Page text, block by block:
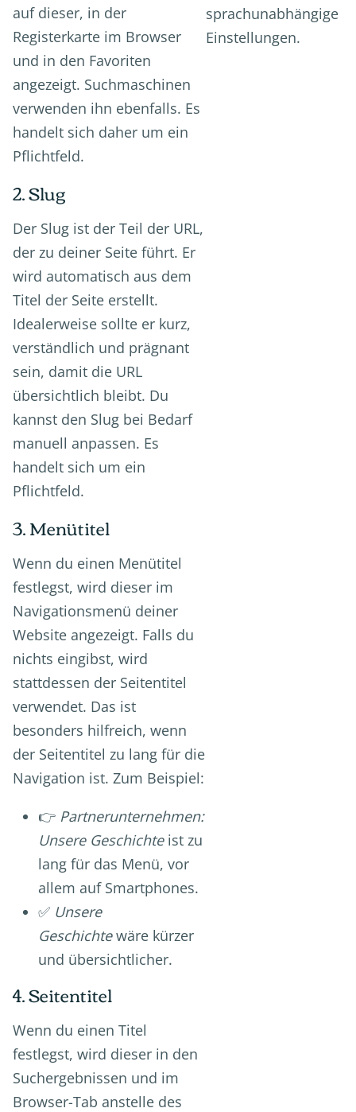
auf dieser, in der
Registerkarte im Browser
und in den Favoriten
angezeigt. Suchmaschinen
verwenden ihn ebenfalls. Es
handelt sich daher um ein
Pflichtfeld.
2. Slug
Der Slug ist der Teil der URL,
der zu deiner Seite führt. Er
wird automatisch aus dem
Titel der Seite erstellt.
Idealerweise sollte er kurz,
verständlich und prägnant
sein, damit die URL
übersichtlich bleibt. Du
kannst den Slug bei Bedarf
manuell anpassen. Es
handelt sich um ein
Pflichtfeld.
3. Menütitel
Wenn du einen Menütitel
festlegst, wird dieser im
Navigationsmenü deiner
Website angezeigt. Falls du
nichts eingibst, wird
stattdessen der Seitentitel
verwendet. Das ist
besonders hilfreich, wenn
der Seitentitel zu lang für die
Navigation ist. Zum Beispiel:
👉 Partnerunternehmen:
Unsere Geschichteist zu
lang für das Menü, vor
allem auf Smartphones.
✅ Unsere
Geschichtewäre kürzer
und übersichtlicher.
4. Seitentitel
Wenn du einen Titel
festlegst, wird dieser in den
Suchergebnissen und im
Browser-Tab anstelle des
sprachunabhängige
Einstellungen.